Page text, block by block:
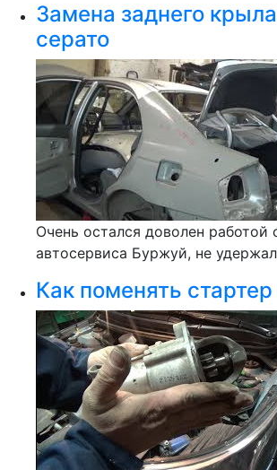
Замена заднего
серато
Очень остался доволен работой
автосервиса Буржуй, не
Как поменять